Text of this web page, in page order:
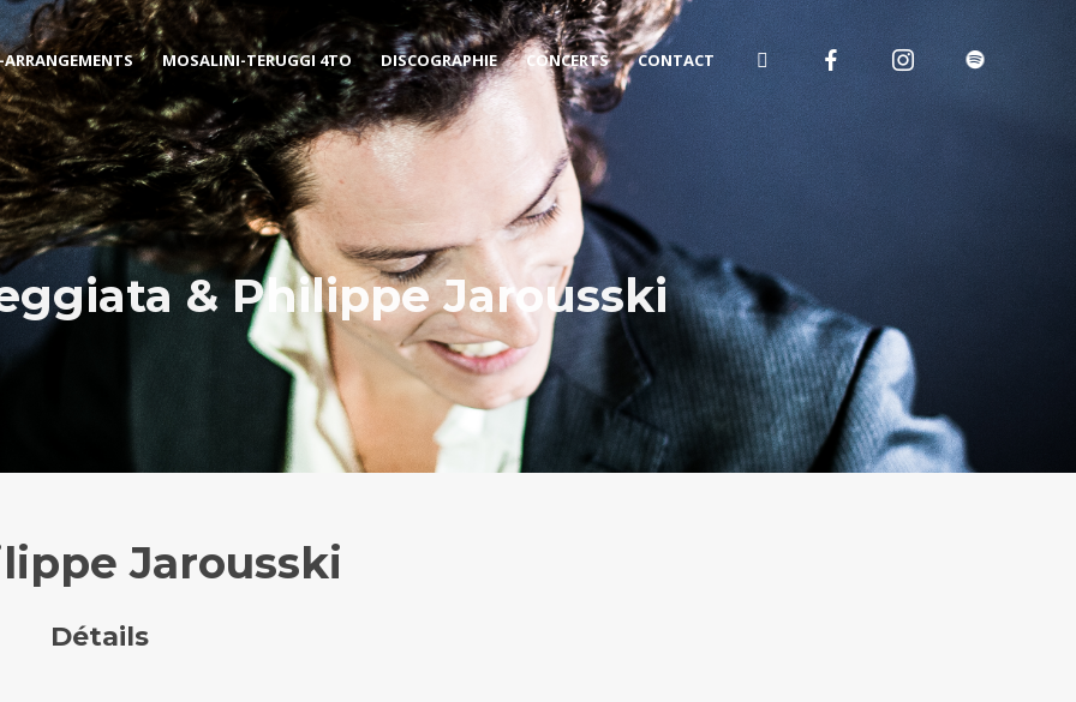
MOSALINI-TERUGGI 4TO DISCOGRAPHIE CONCERTS CONTACT
& Philippe Jarousski
Jarousski
Détails